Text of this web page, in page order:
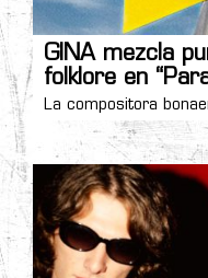
GINA mezcla
folklore en
La compositora